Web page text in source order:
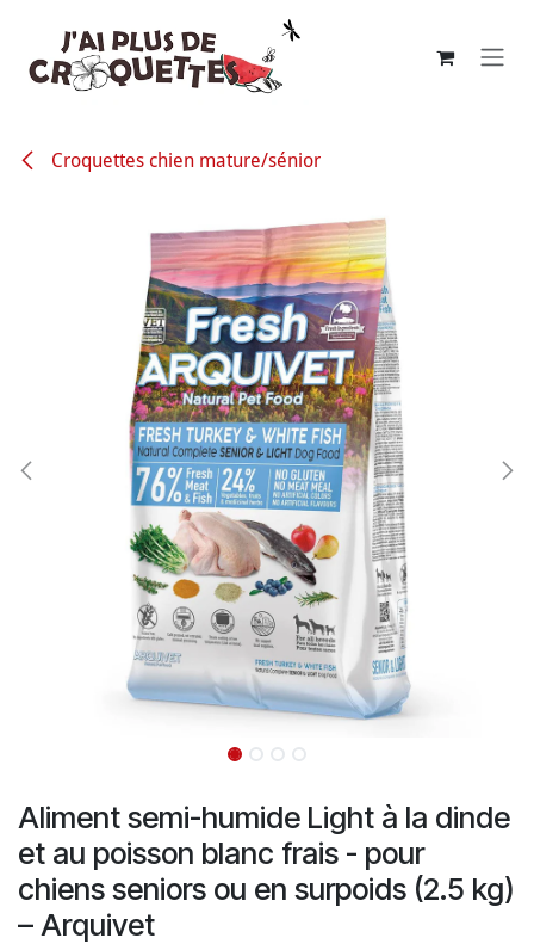
Croquettes chien mature/sénior
Aliment semi-humide Light à la dinde
et au poisson blanc frais - pour
chiens seniors ou en surpoids (2.5 kg)
– Arquivet